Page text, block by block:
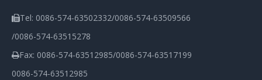
Tel: 0086-574-63502332/0086-574-63509566
/0086-574-63515278
Fax: 0086-574-63512985/0086-574-63517199
0086-574-63512985